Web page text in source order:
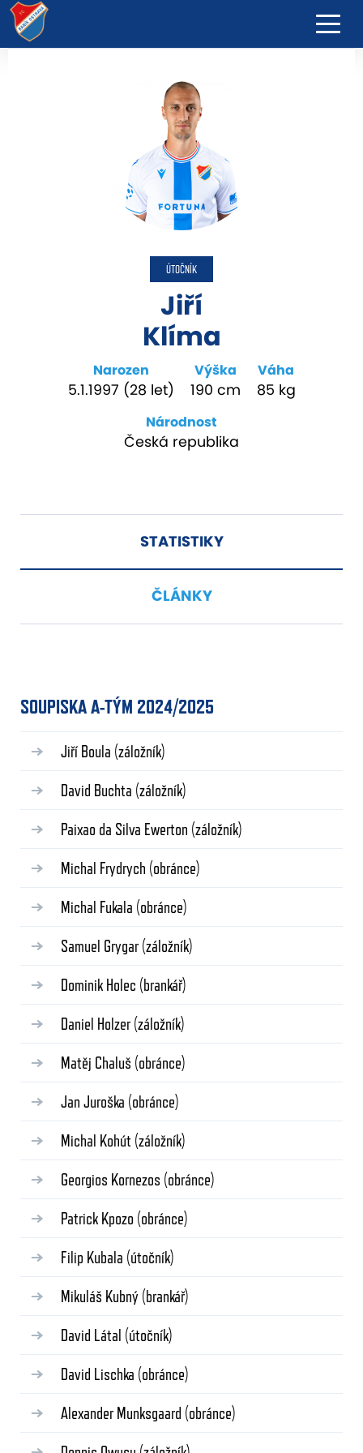
ÚTOČNÍK
Jiří
Klíma
Narozen
5.1.1997 (28 let)
Výška
190 cm
Váha
85 kg
Národnost
Česká republika
STATISTIKY
ČLÁNKY
SOUPISKA A-TÝM 2024/2025
Jiří Boula (záložník)
David Buchta (záložník)
Paixao da Silva Ewerton (záložník)
Michal Frydrych (obránce)
Michal Fukala (obránce)
Samuel Grygar (záložník)
Dominik Holec (brankář)
Daniel Holzer (záložník)
Matěj Chaluš (obránce)
Jan Juroška (obránce)
Michal Kohút (záložník)
Georgios Kornezos (obránce)
Patrick Kpozo (obránce)
Filip Kubala (útočník)
Mikuláš Kubný (brankář)
David Látal (útočník)
David Lischka (obránce)
Alexander Munksgaard (obránce)